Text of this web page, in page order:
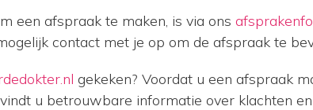
een afspraak te maken, is via ons
contact met je op om de afspraak te
gekeken? Voordat u een afspraak
u betrouwbare informatie over klachten